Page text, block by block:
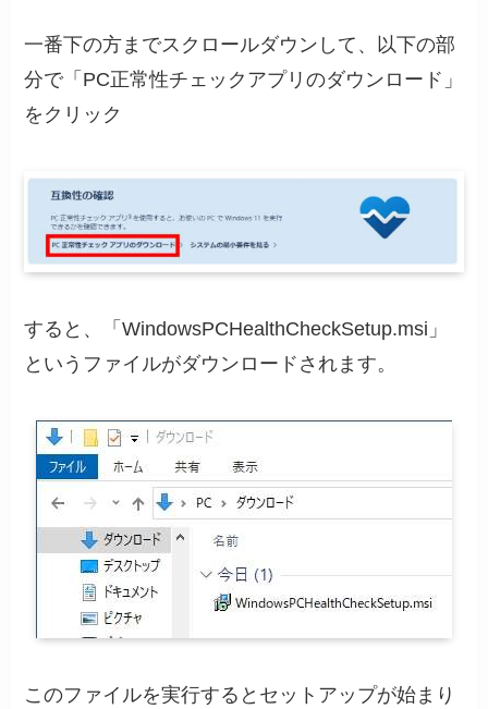
一番下の方までスクロールダウンして、以下の部
分で「PC正常性チェックアプリのダウンロード」
をクリック
すると、「WindowsPCHealthCheckSetup.msi」
というファイルがダウンロードされます。
このファイルを実行するとセットアップが始まり